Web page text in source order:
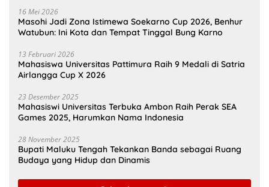
16 Mei 2026
Masohi Jadi Zona Istimewa Soekarno Cup 2026, Benhur
Watubun: Ini Kota dan Tempat Tinggal Bung Karno
13 Februari 2026
Mahasiswa Universitas Pattimura Raih 9 Medali di Satria
Airlangga Cup X 2026
23 Desember 2025
Mahasiswi Universitas Terbuka Ambon Raih Perak SEA
Games 2025, Harumkan Nama Indonesia
28 November 2025
Bupati Maluku Tengah Tekankan Banda sebagai Ruang
Budaya yang Hidup dan Dinamis